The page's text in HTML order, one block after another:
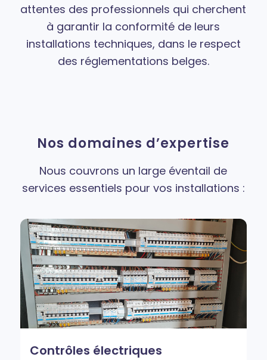
attentes des professionnels qui cherchent
à garantir la conformité de leurs
installations techniques, dans le respect
des réglementations belges.
Nos domaines d’expertise
Nous couvrons un large éventail de
services essentiels pour vos installations :
Contrôles électriques